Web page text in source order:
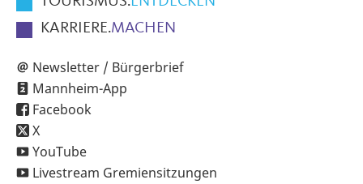
KARRIERE.MACHEN
Newsletter / Bürgerbrief
Mannheim-App
Facebook
X
YouTube
Livestream Gremiensitzungen